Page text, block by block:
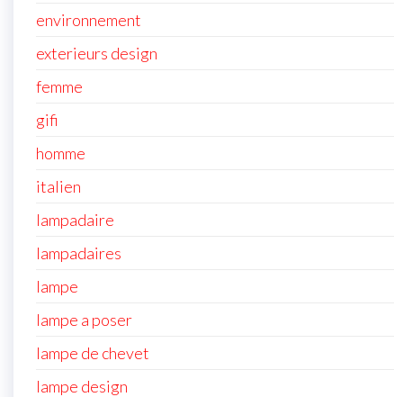
environnement
exterieurs design
femme
gifi
homme
italien
lampadaire
lampadaires
lampe
lampe a poser
lampe de chevet
lampe design